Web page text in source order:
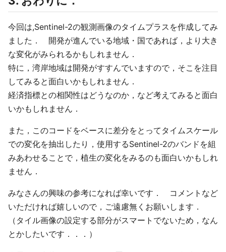
今回は,Sentinel-2の観測画像のタイムプラスを作成してみ
ました． 開発が進んでいる地域・国であれば，より大き
な変化がみられるかもしれません．
特に，湾岸地域は開発がすすんでいますので，そこを注目
してみると面白いかもしれません．
経済指標との相関性はどうなのか，など考えてみると面白
いかもしれません．
また，このコードをベースに差分をとってタイムスケール
での変化を抽出したり，使用するSentinel-2のバンドを組
みあわせることで，植生の変化をみるのも面白いかもしれ
ません．
みなさんの興味の参考になれば幸いです． コメントなど
いただければ嬉しいので，ご遠慮無くお願いします．
（タイル画像の設定する部分がスマートでないため，なん
とかしたいです．．．）